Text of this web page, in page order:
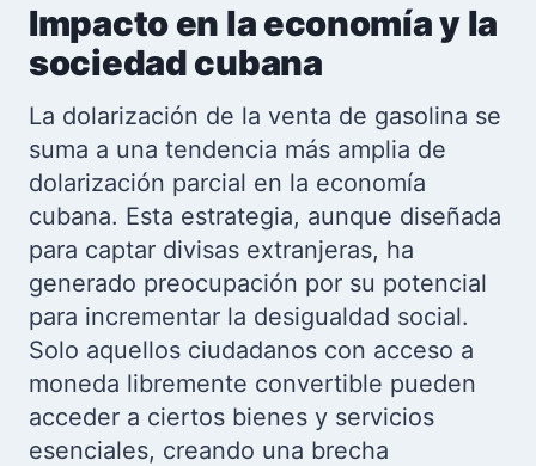
Impacto en la economía y la
sociedad cubana
La dolarización de la venta de gasolina se
suma a una tendencia más amplia de
dolarización parcial en la economía
cubana. Esta estrategia, aunque diseñada
para captar divisas extranjeras, ha
generado preocupación por su potencial
para incrementar la desigualdad social.
Solo aquellos ciudadanos con acceso a
moneda libremente convertible pueden
acceder a ciertos bienes y servicios
esenciales, creando una brecha